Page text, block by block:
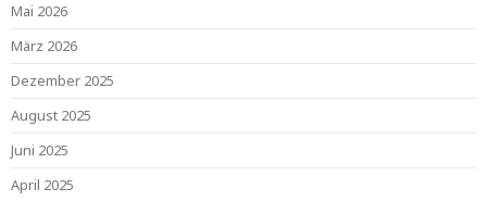
Mai 2026
März 2026
Dezember 2025
August 2025
Juni 2025
April 2025